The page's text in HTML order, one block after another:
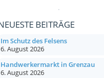
BEITRÄGE
Im Schutz des Felsens
6. August 2026
Handwerkermarkt in Grenzau
6. August 2026